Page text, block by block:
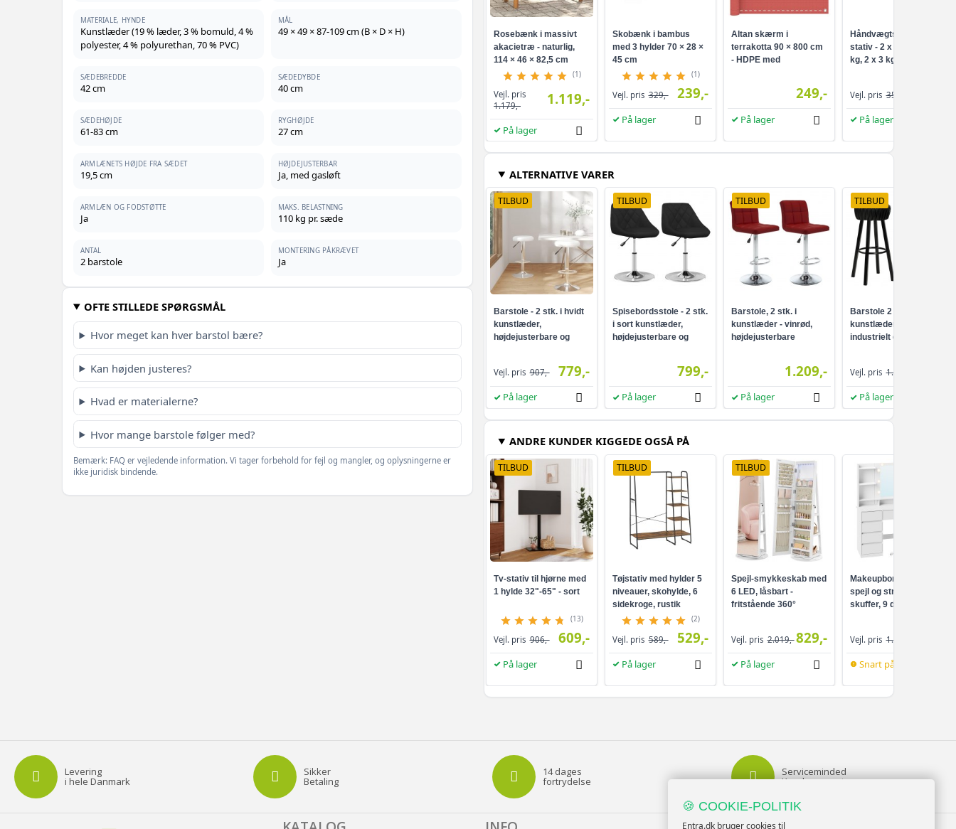
MATERIALE, HYNDE
Kunstlæder (19 % læder, 3 % bomuld, 4 %
polyester, 4 % polyurethan, 70 % PVC)
MÅL
49 × 49 × 87-109 cm (B × D × H)
SÆDEBREDDE
42 cm
SÆDEDYBDE
40 cm
SÆDEHØJDE
61-83 cm
RYGHØJDE
27 cm
ARMLÆNETS HØJDE FRA SÆDET
19,5 cm
HØJDEJUSTERBAR
Ja, med gasløft
ARMLÆN OG FODSTØTTE
Ja
MAKS. BELASTNING
110 kg pr. sæde
ANTAL
2 barstole
MONTERING PÅKRÆVET
Ja
OFTE STILLEDE SPØRGSMÅL
Hvor meget kan hver barstol bære?
Kan højden justeres?
Hvad er materialerne?
Hvor mange barstole følger med?
Bemærk: FAQ er vejledende information. Vi tager forbehold for fejl og mangler, og oplysningerne er
ikke juridisk bindende.
Rosebænk i massivt
akacietræ - naturlig,
114 × 46 × 82,5 cm
(1)
Vejl. pris
1.179,-
1.119,-
På lager
Skobænk i bambus
med 3 hylder 70 × 28 ×
45 cm
(1)
Vejl. pris 329,- 239,-
På lager
Altan skærm i
terrakotta 90 × 800 cm
- HDPE med
249,-
På lager
Håndvægtsæt med
stativ - 2 x 1 kg, 2 x 2
kg, 2 x 3 kg, neopren -
Vejl. pris 359,-
På lager
ALTERNATIVE VARER
TILBUD
Barstole - 2 stk. i hvidt
kunstlæder,
højdejusterbare og
Vejl. pris 907,- 779,-
På lager
TILBUD
Spisebordsstole - 2 stk.
i sort kunstlæder,
højdejusterbare og
799,-
På lager
TILBUD
Barstole, 2 stk. i
kunstlæder - vinrød,
højdejusterbare
1.209,-
På lager
TILBUD
Barstole 2 stk. i
kunstlæder - sort,
industrielt design
Vejl. pris 1.196,-
På lager
ANDRE KUNDER KIGGEDE OGSÅ PÅ
TILBUD
Tv-stativ til hjørne med
1 hylde 32"-65" - sort
(13)
Vejl. pris 906,- 609,-
På lager
TILBUD
Tøjstativ med hylder 5
niveauer, skohylde, 6
sidekroge, rustik
brun/sort
(2)
Vejl. pris 589,- 529,-
På lager
TILBUD
Spejl-smykkeskab med
6 LED, låsbart -
fritstående 360°
helkropsspejl, 3
opbevaringshylder -
hvid/greige
Vejl. pris 2.019,-829,-
På lager
Makeupbord med LED-
spejl og strømudtag - 9
skuffer, 9 dæmpbare
Vejl. pris 1.099,-
Snart på lager
Levering
i hele Danmark
Sikker
Betaling
14 dages
fortrydelse
Serviceminded
Kundesupport
🍪 COOKIE-POLITIK
Entra.dk bruger cookies til